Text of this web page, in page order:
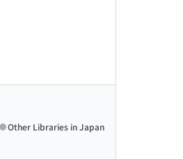
Other Libraries in Japan